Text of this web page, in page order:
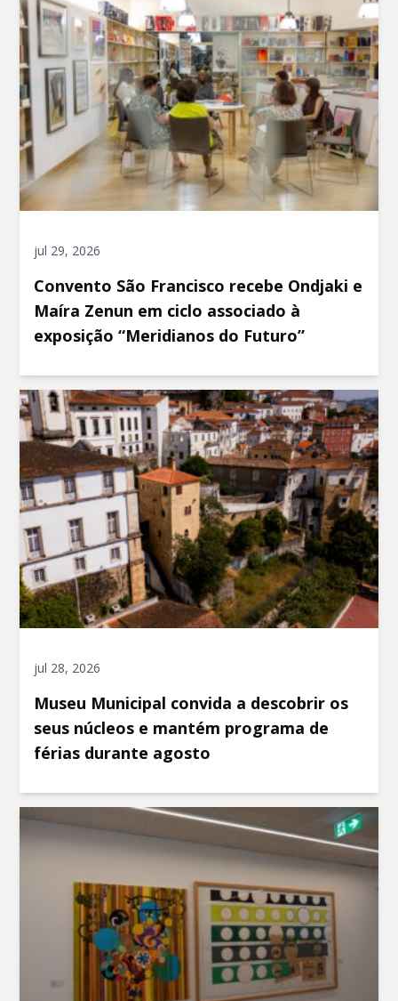
jul 29, 2026
Convento São Francisco recebe Ondjaki e
Maíra Zenun em ciclo associado à
exposição “Meridianos do Futuro”
jul 28, 2026
Museu Municipal convida a descobrir os
seus núcleos e mantém programa de
férias durante agosto